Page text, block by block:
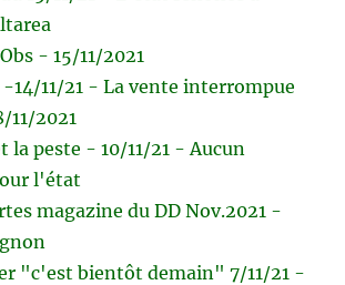
- 15/11/2021
14/11/21 - La vente interrompue
11/2021
la peste - 10/11/21 - Aucun
l'état
magazine du DD Nov.2021 -
"c'est bientôt demain" 7/11/21 -